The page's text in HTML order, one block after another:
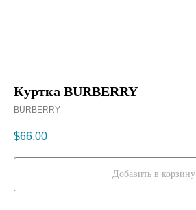
Куртка BURBERRY
BURBERRY
$66.00
Добавить в корзину